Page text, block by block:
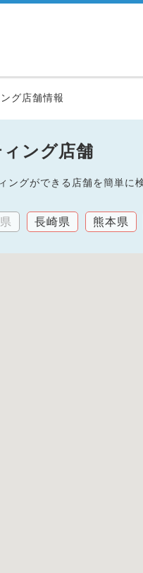
グ店舗情報
ング店舗
ングができる店舗を簡単に
長崎県 熊本県